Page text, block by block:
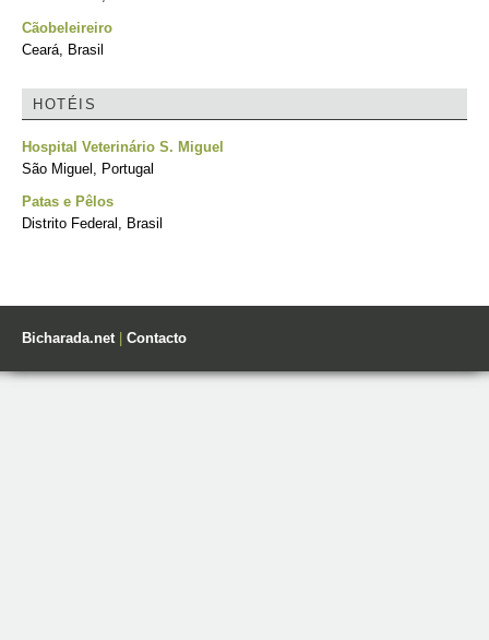
Cãobeleireiro
Ceará, Brasil
HOTÉIS
Hospital Veterinário S. Miguel
São Miguel, Portugal
Patas e Pêlos
Distrito Federal, Brasil
Bicharada.net| Contacto